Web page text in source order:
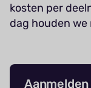
kosten per
dag houden
Aanmelden